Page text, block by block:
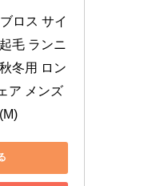
ロス サイ
毛 ランニ
冬用 ロン
ア メンズ